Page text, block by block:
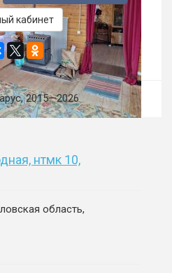
нтмк 10,
область,
кабинет
2015—2026